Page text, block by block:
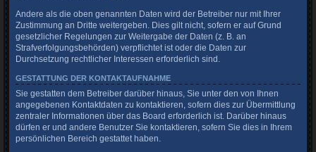
Andere als die oben genannten Daten wird der Betreiber nur mit Ihrer
Zustimmung an Dritte weitergeben. Dies gilt nicht, sofern er auf Grund
gesetzlicher Regelungen zur Weitergabe der Daten (z. B. an
Strafverfolgungsbehörden) verpflichtet ist oder die Daten zur
Durchsetzung rechtlicher Interessen erforderlich sind.
GESTATTUNG DER KONTAKTAUFNAHME
Sie gestatten dem Betreiber darüber hinaus, Sie unter den von Ihnen
angegebenen Kontaktdaten zu kontaktieren, sofern dies zur Übermittlung
zentraler Informationen über das Board erforderlich ist. Darüber hinaus
dürfen er und andere Benutzer Sie kontaktieren, sofern Sie dies in Ihrem
persönlichen Bereich gestattet haben.